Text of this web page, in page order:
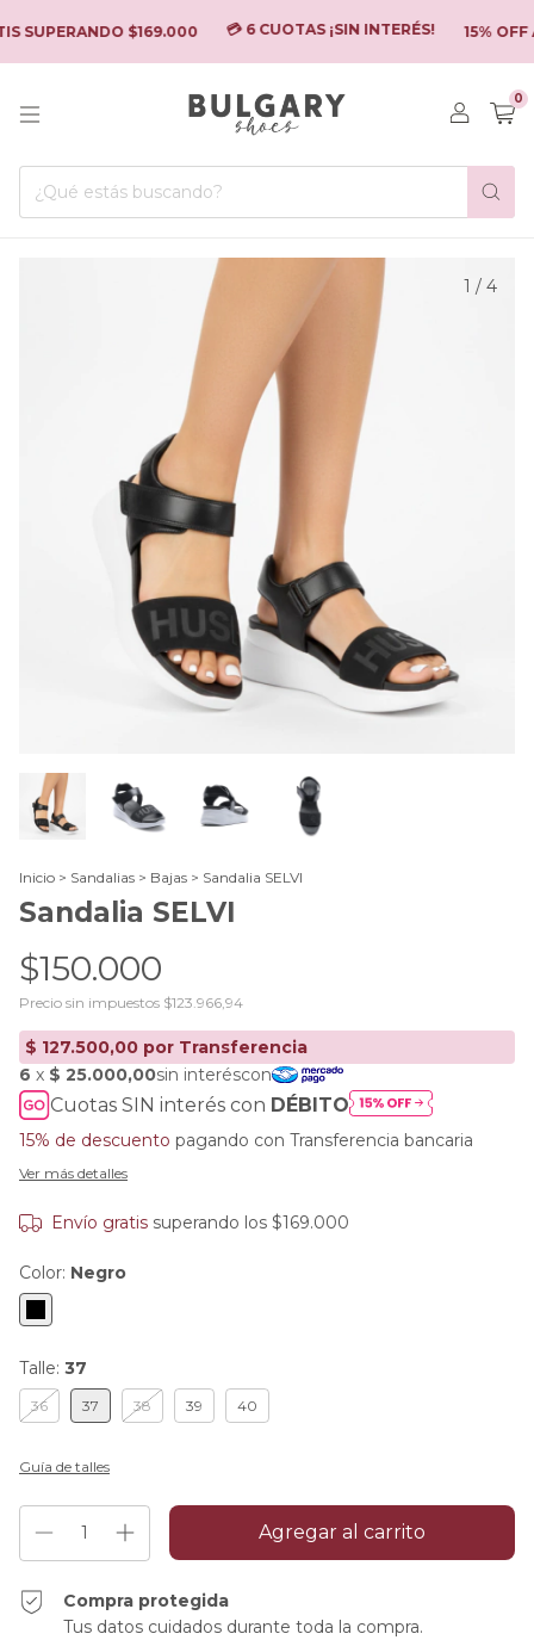
SUPERANDO $169.000 💳 6 CUOTAS ¡SIN INTERÉS! 15% OFF
0
1 / 4
Inicio > Sandalias > Bajas > Sandalia SELVI
Sandalia SELVI
$150.000
Precio sin impuestos $123.966,94
Cuotas SIN interés con DÉBITO
15% de descuento pagando con Transferencia bancaria
Ver más detalles
Envío gratis superando los $169.000
Color: Negro
Talle: 37
36 37 38 39 40
Guía de talles
Compra protegida
Tus datos cuidados durante toda la compra.